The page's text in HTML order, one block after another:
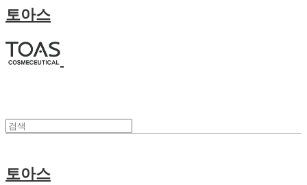
토아스
토아스